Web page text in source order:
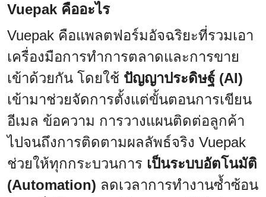
Vuepak คืออะไร
Vuepak คือแพลตฟอร์มอัจฉริยะที่รวมเอา
เครื่องมือการทำการตลาดและการขาย
เข้าด้วยกัน โดยใช้ ปัญญาประดิษฐ์ (AI)
เข้ามาช่วยจัดการตั้งแต่ขั้นตอนการเขียน
อีเมล ข้อความ การวางแผนติดต่อลูกค้า
ไปจนถึงการติดตามผลลัพธ์จริง Vuepak
ช่วยให้ทุกกระบวนการ เป็นระบบอัตโนมัติ
(Automation) ลดเวลาการทำงานซ้ำซ้อน